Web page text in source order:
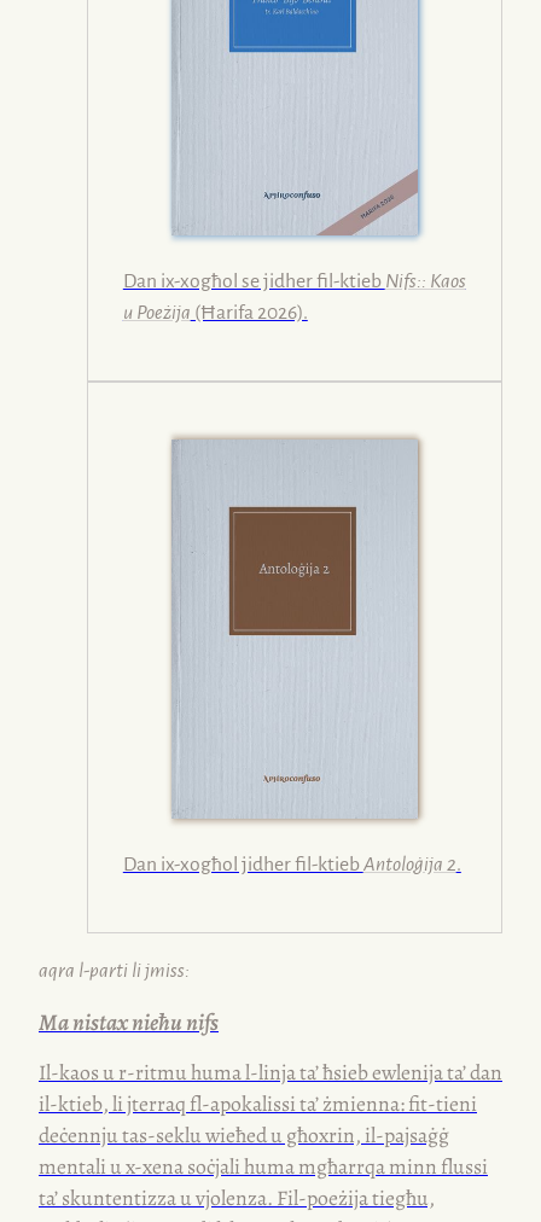
Dan ix-xogħol se jidher fil-ktieb Nifs:: Kaos
u Poeżija (Ħarifa 2026).
Dan ix-xogħol jidher fil-ktiebAntoloġija 2.
aqra l-parti li jmiss:
Ma nistax nieħu nifs
Il-kaos u r-ritmuhumal-linjata’ ħsieb ewlenija ta’ dan
il-ktieb, li jterraq fl-apokalissita’ żmienna:fit-tieni
deċennjutas-sekluwieħed u għoxrin, il-pajsaġġ
mentali ux-xenasoċjali huma mgħarrqa minn flussi
ta’ skuntentizza u vjolenza. Fil-poeżijatiegħu,